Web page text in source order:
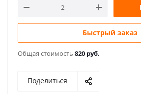
Быстрый заказ
Общая стоимость 820 руб.
Поделиться